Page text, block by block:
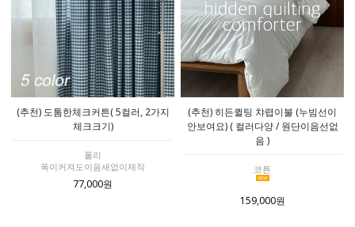
(추천) 도톰한체크커튼( 5컬러, 2가지
체크크기)
폴리
폭이커져도이음새없이제작
77,000원
(추천) 히든퀼팅 챠렵이불 (누빔선이
안보여요) ( 컬러다양 / 원단이음선없
음 )
코튼
159,000원